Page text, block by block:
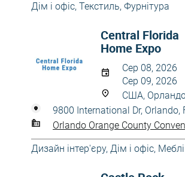
Дім і офіс, Текстиль, Фурнітура
Central Florida
Home Expo
Сер 08, 2026
Сер 09, 2026
США,
9800 International Dr, Orlando,
Orlando Orange County
Дизайн інтер'єру, Дім і офіс, Меблі